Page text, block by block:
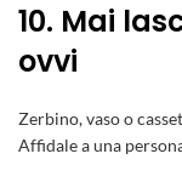
10. Mai
ovvi
Zerbino, vaso o
Affidale a una